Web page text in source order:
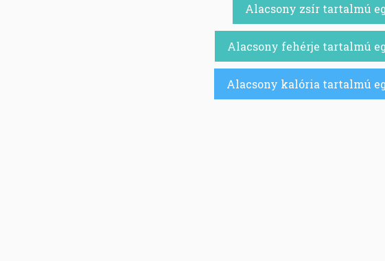
Alacsony zsír tartalmú
Alacsony fehérje tartalmú
Alacsony kalória tartalmú